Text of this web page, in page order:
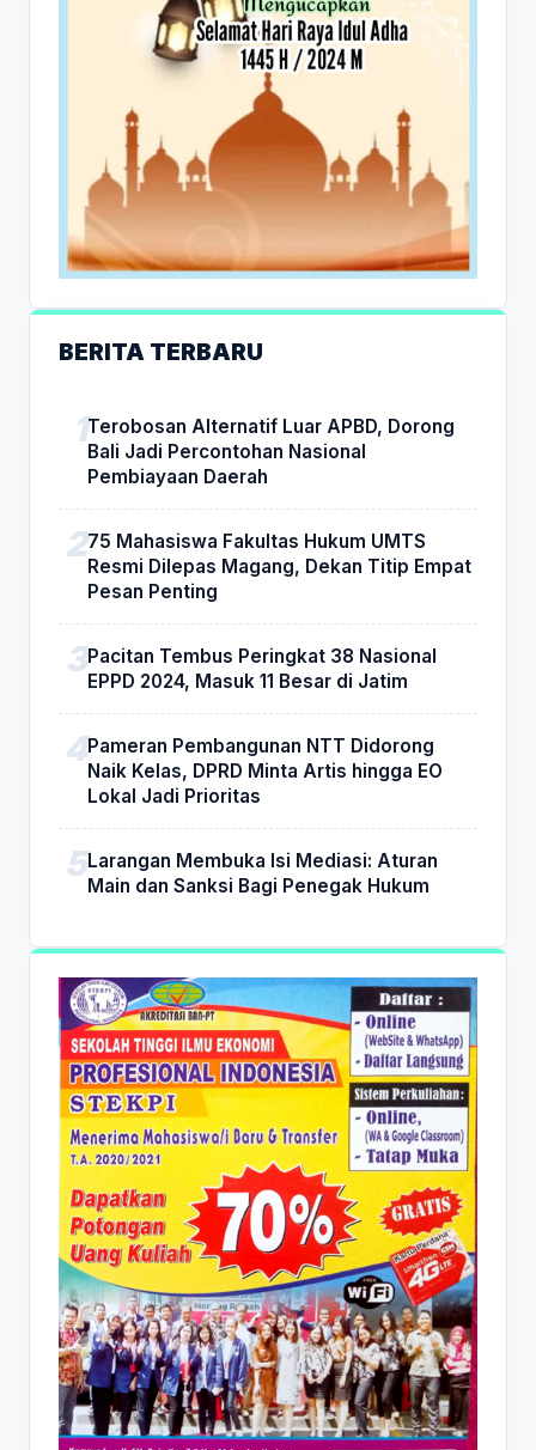
BERITA TERBARU
Terobosan Alternatif Luar APBD, Dorong
Bali Jadi Percontohan Nasional
Pembiayaan Daerah
75 Mahasiswa Fakultas Hukum UMTS
Resmi Dilepas Magang, Dekan Titip Empat
Pesan Penting
Pacitan Tembus Peringkat 38 Nasional
EPPD 2024, Masuk 11 Besar di Jatim
Pameran Pembangunan NTT Didorong
Naik Kelas, DPRD Minta Artis hingga EO
Lokal Jadi Prioritas
Larangan Membuka Isi Mediasi: Aturan
Main dan Sanksi Bagi Penegak Hukum